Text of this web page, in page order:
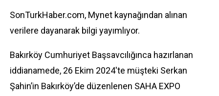
SonTurkHaber.com, Mynet kaynağından alınan
verilere dayanarak bilgi yayımlıyor.
Bakırköy Cumhuriyet Başsavcılığınca hazırlanan
iddianamede, 26 Ekim 2024'te müşteki Serkan
Şahin’in Bakırköy’de düzenlenen SAHA EXPO